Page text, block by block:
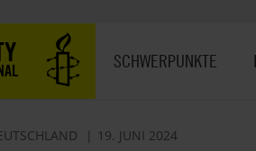
SCHWERPUNKTE
19. JUNI 2024